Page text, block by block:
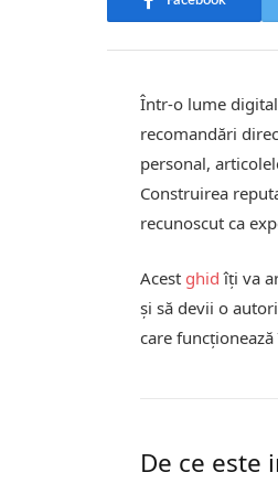
Într-o lume
recomandări
personal,
Construirea
recunoscut ca
Acest ghid îți va
și să devii o
care funcționează
De ce